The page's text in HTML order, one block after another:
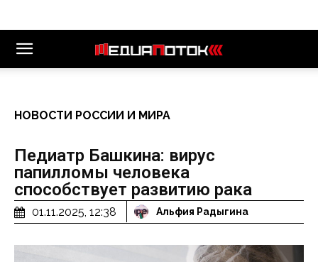
НОВОСТИ РОССИИ И МИРА
Педиатр Башкина: вирус
папилломы человека
способствует развитию рака
01.11.2025, 12:38 Альфия Радыгина